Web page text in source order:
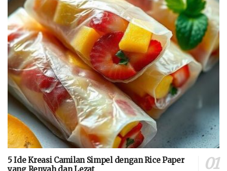
5 Ide Kreasi Camilan Simpel dengan Rice Paper
yang Renyah dan Lezat